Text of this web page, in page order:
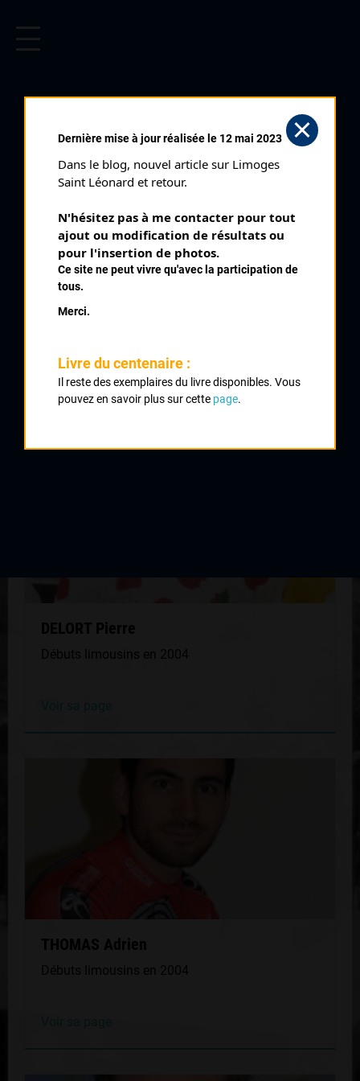
PALMARÈS
2004 , US Métro
4 Tour du Pays Sostranien 2 ème étape
7 Tour du Pays Sostranien 3 ème étape
QUELQUES COUREURS DE LA
MÊME GÉNÉRATION
DELORT Pierre
Débuts limousins en 2004
THOMAS Adrien
Débuts limousins en 2004
Dernière mise à jour réalisée le 12 mai 2023
Dans le blog, nouvel article sur Limoges
Saint Léonard et retour.
N'hésitez pas à me contacter pour tout
ajout ou modification de résultats ou
pour l'insertion de photos.
Ce site ne peut vivre qu'avec la participation de
tous.
Merci.
Livre du centenaire :
Il reste des exemplaires du livre disponibles. Vous
pouvez en savoir plus sur cette page.